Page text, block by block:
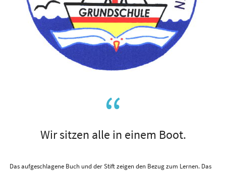
Wir sitzen alle in einem Boot.
Das aufgeschlagene Buch und der Stift zeigen den Bezug zum Lernen. Das